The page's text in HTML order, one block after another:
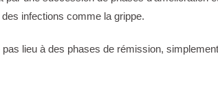
infections comme la grippe.
lieu à des phases de rémission,